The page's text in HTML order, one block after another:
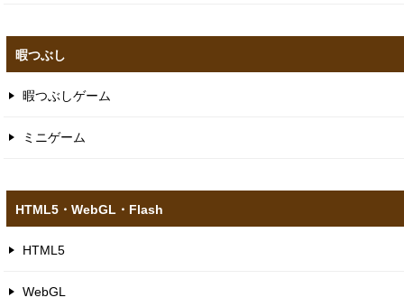
暇つぶし
暇つぶしゲーム
ミニゲーム
HTML5​・WebGL​・Flash
HTML5
WebGL